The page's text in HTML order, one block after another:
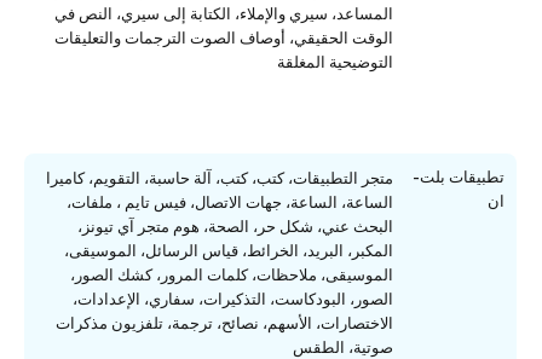
المساعد، سيري والإملاء، الكتابة إلى سيري، النص في
الوقت الحقيقي، أوصاف الصوت الترجمات والتعليقات
التوضيحية المغلقة
تطبيقات بلت-
ان
متجر التطبيقات، كتب، كتب، آلة حاسبة، التقويم، كاميرا
الساعة، الساعة، جهات الاتصال، فيس تايم ، ملفات،
البحث عني، شكل حر، الصحة، هوم متجر آي تيونز،
المكبر، البريد، الخرائط، قياس الرسائل، الموسيقى،
الموسيقى، ملاحظات، كلمات المرور، كشك الصور،
الصور، البودكاست، التذكيرات، سفاري، الإعدادات،
الاختصارات، الأسهم، نصائح، ترجمة، تلفزيون مذكرات
صوتية، الطقس